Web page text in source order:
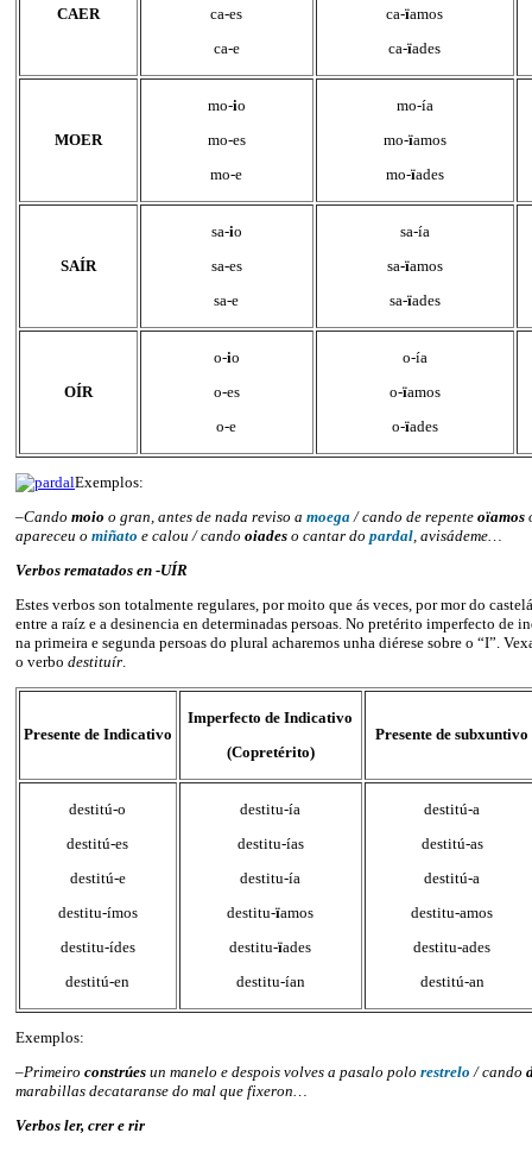
CAER
ca-es
ca-e
ca-ïamos
ca-ïades
MOER
mo-io
mo-es
mo-e
mo-ía
mo-ïamos
mo-ïades
SAÍR
sa-io
sa-es
sa-e
sa-ía
sa-ïamos
sa-ïades
OÍR
o-io
o-es
o-e
o-ía
o-ïamos
o-ïades
Exemplos:
–Cando moio o gran, antes de nada reviso a moega / cando de repente oïamos
apareceu o miñato e calou / cando oiades o cantar do pardal , avisádeme…
Verbos rematados en -UÍR
Estes verbos son totalmente regulares, por moito que ás veces, por mor do
entre a raíz e a desinencia en determinadas persoas. No pretérito imperfecto de
na primeira e segunda persoas do plural acharemos unha diérese sobre o “I”.
o verbo destituír
Presente de Indicativo
Imperfecto de Indicativo
(Copretérito)
Presente de subxuntivo
destitú-o
destitú-es
destitú-e
destitu-ímos
destitu-ídes
destitú-en
destitu-ía
destitu-ías
destitu-ía
destitu-ïamos
destitu-ïades
destitu-ían
destitú-a
destitú-as
destitú-a
destitu-amos
destitu-ades
destitú-an
Exemplos:
–Primeiro constrúes un manelo e despois volves a pasalo polo restrelo / cando
marabillas decataranse do mal que fixeron…
Verbos ler, crer e rir